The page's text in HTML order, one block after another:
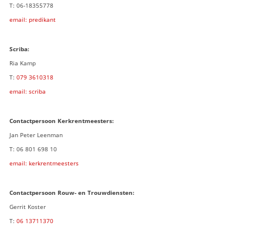
T: 06-18355778
email: predikant
Scriba:
Ria Kamp
T: 079 3610318
email: scriba
Contactpersoon Kerkrentmeesters:
Jan Peter Leenman
T: 06 801 698 10
email: kerkrentmeesters
Contactpersoon Rouw- en Trouwdiensten:
Gerrit Koster
T: 06 13711370